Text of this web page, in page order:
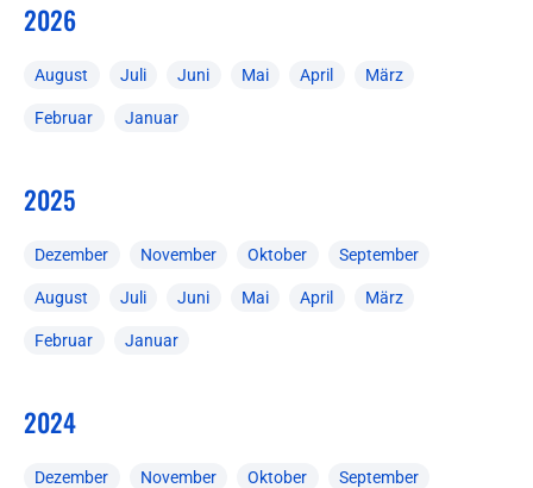
2026
August Juli Juni Mai April März
Februar Januar
2025
Dezember November Oktober September
August Juli Juni Mai April März
Februar Januar
2024
Dezember November Oktober September